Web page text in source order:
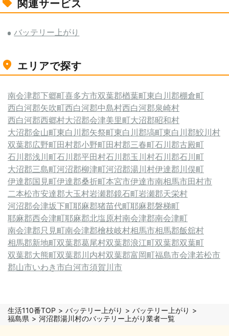
関連サービス
バッテリー上がり
エリアで探す
南会津郡下郷町喜多方市双葉郡楢葉町東白川郡棚倉町
西白河郡矢吹町西白河郡中島村西白河郡泉崎村
西白河郡西郷村大沼郡会津美里町大沼郡昭和村
大沼郡金山町東白川郡矢祭町東白川郡塙町東白川郡鮫川村
双葉郡広野町田村郡小野町田村郡三春町石川郡古殿町
石川郡浅川町石川郡平田村石川郡玉川村石川郡石川町
大沼郡三島町河沼郡柳津町河沼郡湯川村伊達郡川俣町
伊達郡国見町伊達郡桑折町本宮市伊達市南相馬市田村市
二本松市安達郡大玉村岩瀬郡鏡石町岩瀬郡天栄村
河沼郡会津坂下町耶麻郡猪苗代町耶麻郡磐梯町
耶麻郡西会津町耶麻郡北塩原村南会津郡南会津町
南会津郡只見町南会津郡檜枝岐村相馬市相馬郡飯舘村
相馬郡新地町双葉郡葛尾村双葉郡浪江町双葉郡双葉町
双葉郡大熊町双葉郡川内村双葉郡富岡町福島市会津若松市
郡山市いわき市白河市須賀川市
生活110番TOP バッテリー上がり
バッテリー上がり
福島県
河沼郡湯川村のバッテリー上がり業者一覧